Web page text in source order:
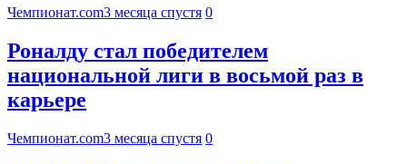
Чемпионат.com3 месяца спустя 0
Роналду стал победителем
национальной лиги в восьмой раз в
карьере
Чемпионат.com3 месяца спустя 0